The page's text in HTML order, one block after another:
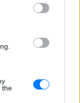
the
όρους για τα
της Τζαζάν
- Η Τεχεράνη
αμερικανικών
και